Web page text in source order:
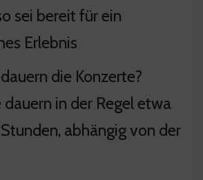
sei bereit für ein
Erlebnis
die Konzerte?
dauern in der Regel etwa
abhängig von der